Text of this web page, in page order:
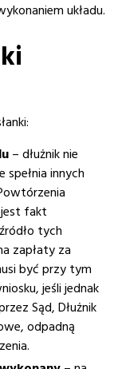
układu.
– dłużnik nie
innych
fakt
tych
zapłaty za
być przy tym
jeśli jednak
Sąd, Dłużnik
odpadną